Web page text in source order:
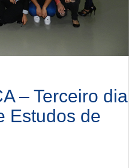
– Terceiro dia
Estudos de